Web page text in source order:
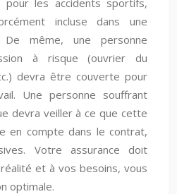
incluse dans une
De même, une personne
à risque (ouvrier du
devra être couverte pour
Une personne souffrant
devra veiller à ce que cette
en compte dans le contrat,
Votre assurance doit
et à vos besoins, vous
optimale.